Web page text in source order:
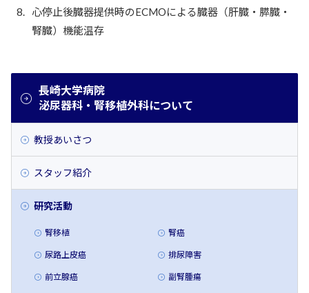
心停止後臓器提供時のECMOによる臓器（肝臓・膵臓・
腎臓）機能温存
長崎大学病院
泌尿器科・腎移植外科について
教授あいさつ
スタッフ紹介
研究活動
腎移植 腎癌
尿路上皮癌 排尿障害
前立腺癌 副腎腫瘍